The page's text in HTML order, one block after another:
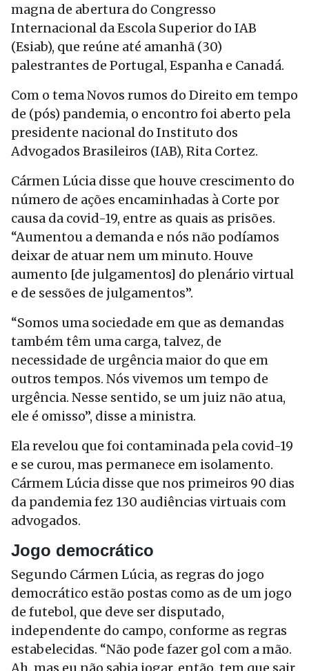
magna de abertura do Congresso
Internacional da Escola Superior do IAB
(Esiab), que reúne até amanhã (30)
palestrantes de Portugal, Espanha e Canadá.
Com o tema Novos rumos do Direito em tempo
de (pós) pandemia, o encontro foi aberto pela
presidente nacional do Instituto dos
Advogados Brasileiros (IAB), Rita Cortez.
Cármen Lúcia disse que houve crescimento do
número de ações encaminhadas à Corte por
causa da covid-19, entre as quais as prisões.
“Aumentou a demanda e nós não podíamos
deixar de atuar nem um minuto. Houve
aumento [de julgamentos] do plenário virtual
e de sessões de julgamentos”.
“Somos uma sociedade em que as demandas
também têm uma carga, talvez, de
necessidade de urgência maior do que em
outros tempos. Nós vivemos um tempo de
urgência. Nesse sentido, se um juiz não atua,
ele é omisso”, disse a ministra.
Ela revelou que foi contaminada pela covid-19
e se curou, mas permanece em isolamento.
Cármem Lúcia disse que nos primeiros 90 dias
da pandemia fez 130 audiências virtuais com
advogados.
Jogo democrático
Segundo Cármen Lúcia, as regras do jogo
democrático estão postas como as de um jogo
de futebol, que deve ser disputado,
independente do campo, conforme as regras
estabelecidas. “Não pode fazer gol com a mão.